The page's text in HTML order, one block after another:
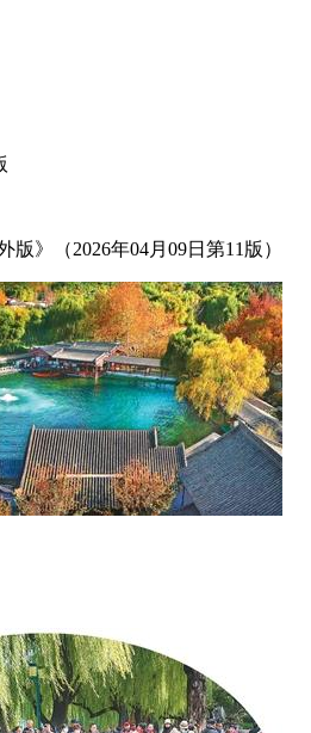
》（2026年04月09日第11版）